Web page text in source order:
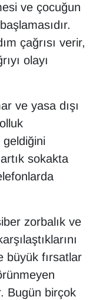
ve çocuğun
çağrısı verir,
olayı
ve yasa dışı
sokakta
zorbalık ve
büyük fırsatlar
Bugün birçok